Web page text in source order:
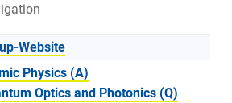
Website
Physics (A)
Optics and Photonics (Q)